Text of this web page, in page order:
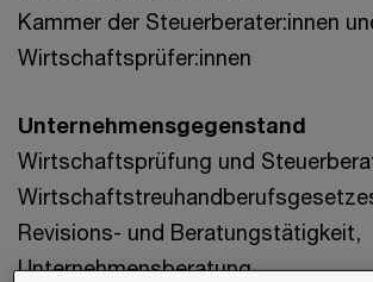
Kammer der Steuerberater:innen
Wirtschaftsprüfer:innen
Unternehmensgegenstand
Wirtschaftsprüfung und
Revisions- und Beratungstätigkeit,
Unternehmensberatung